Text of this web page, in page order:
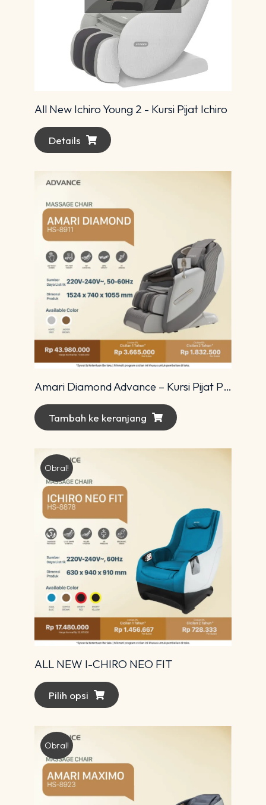
All New Ichiro Young 2 - Kursi Pijat Ichiro
Details
Amari Diamond Advance – Kursi Pijat Premium dengan Teknologi 4D Modern
Tambah ke keranjang
Obral!
ALL NEW I-CHIRO NEO FIT
Pilih opsi
Obral!